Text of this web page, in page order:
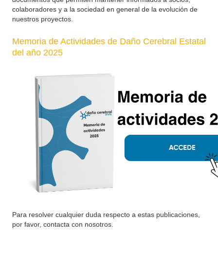
colaboradores y a la sociedad en general de la evolución de
nuestros proyectos.
Memoria de Actividades de Daño Cerebral Estatal
del año 2025
Para resolver cualquier duda respecto a estas publicaciones,
por favor, contacta con nosotros.